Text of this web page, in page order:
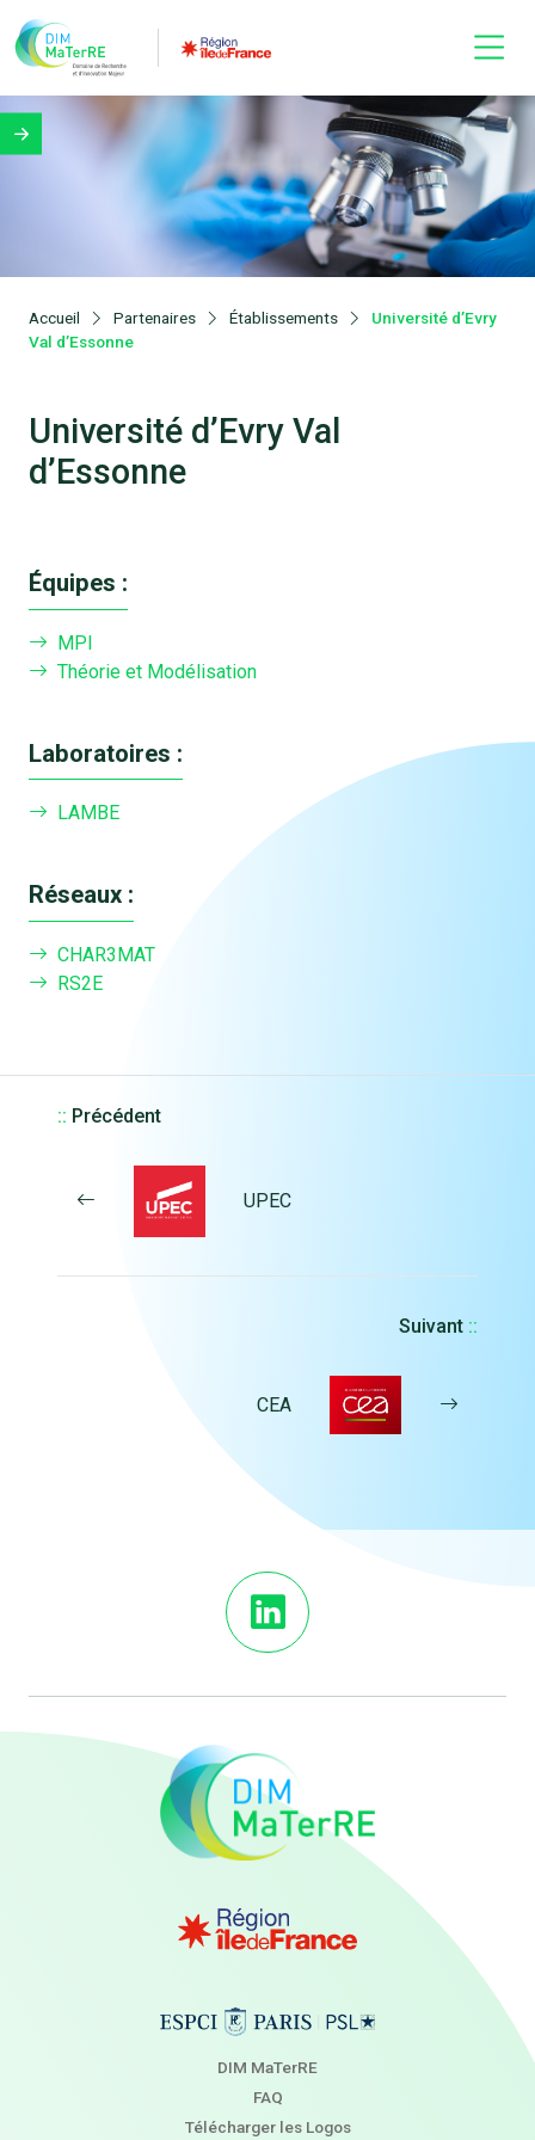
Accueil Partenaires Établissements
Université d’Evry
Val d’Essonne
Université d’Evry Val
d’Essonne
Équipes :
MPI
Théorie et Modélisation
Laboratoires :
LAMBE
Réseaux :
CHAR3MAT
RS2E
:: Précédent
UPEC
Suivant ::
CEA
DIM MaTerRE
FAQ
Télécharger les Logos